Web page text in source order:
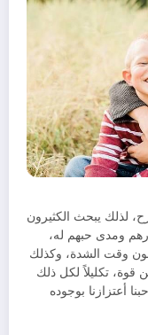
لذلك يبحث الكثيرون
ومدى حبهم له،
وقت الشدة، وكذلك
قوة، تكليلاً لكل ذلك
أعتزازنا بوجوده